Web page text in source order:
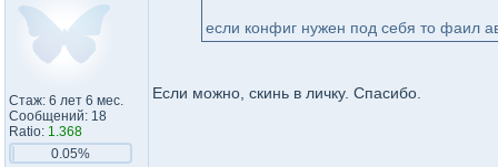
Стаж: 6 лет 6 мес.
Сообщений: 18
Ratio: 1.368
0.05%
если конфиг нужен под себя то фаил
Если можно, скинь в личку. Спасибо.